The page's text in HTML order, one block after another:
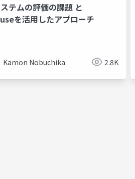
テムの評価の課題 と
を活用したアプローチ
Kamon Nobuchika 2.8K